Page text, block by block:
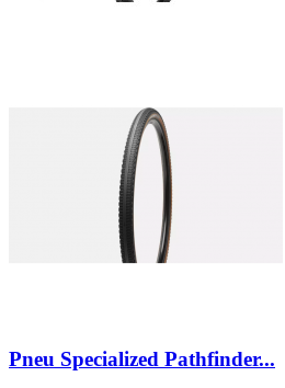
Pneu Specialized Pathfinder...